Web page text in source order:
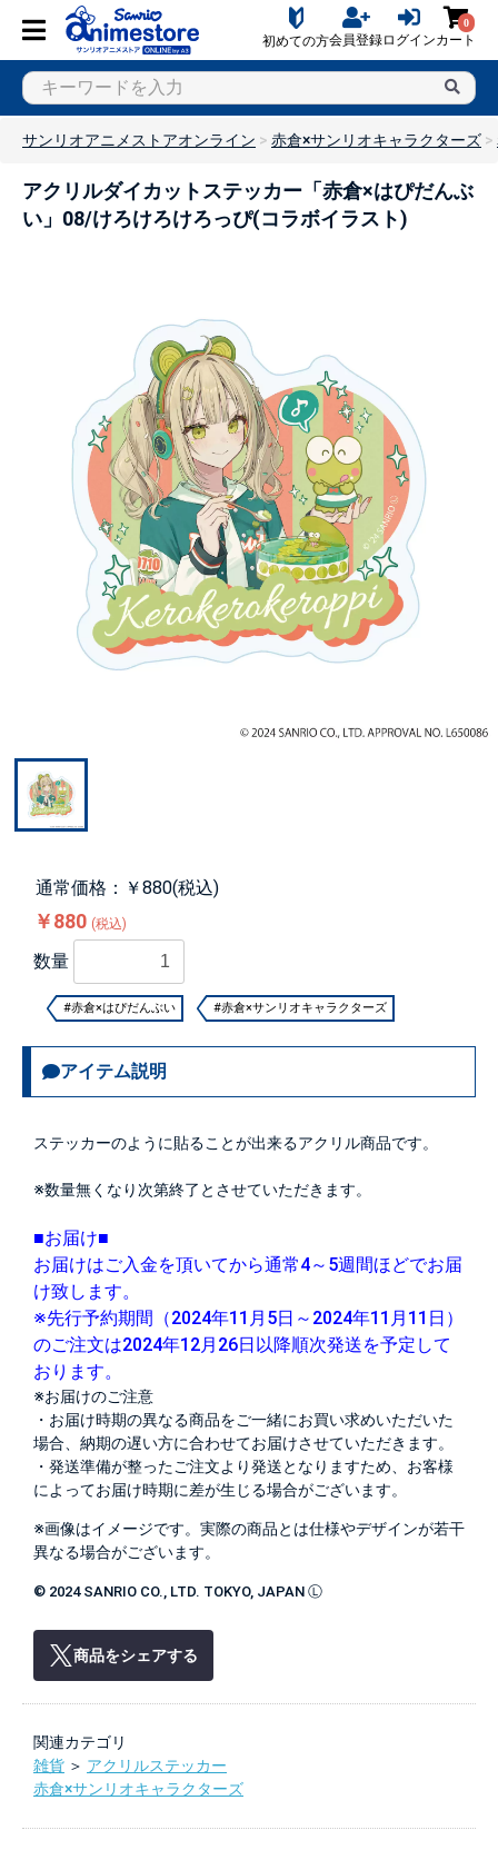
初めての方会員登録ログイン
0
カート
サンリオアニメストアオンライン 赤倉×サンリオキャラクターズ
アクリルダイカットステッカー「赤倉×はぴだんぶ
い」08/けろけろけろっぴ(コラボイラスト)
通常価格：￥880(税込)
￥880 (税込)
数量
#赤倉×はぴだんぶい #赤倉×サンリオキャラクターズ
アイテム説明
ステッカーのように貼ることが出来るアクリル商品です。
※数量無くなり次第終了とさせていただきます。
■お届け■
お届けはご入金を頂いてから通常4～5週間ほどでお届
け致します。
※先行予約期間（2024年11月5日～2024年11月11日）
のご注文は2024年12月26日以降順次発送を予定して
おります。
※お届けのご注意
・お届け時期の異なる商品をご一緒にお買い求めいただいた
場合、納期の遅い方に合わせてお届けさせていただきます。
・発送準備が整ったご注文より発送となりますため、お客様
によってお届け時期に差が生じる場合がございます。
※画像はイメージです。実際の商品とは仕様やデザインが若干
異なる場合がございます。
© 2024 SANRIO CO., LTD. TOKYO, JAPAN Ⓛ
商品をシェアする
関連カテゴリ
雑貨 ＞ アクリルステッカー
赤倉×サンリオキャラクターズ